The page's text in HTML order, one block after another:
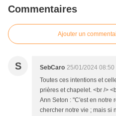
Commentaires
Ajouter un
S SebCaro 25/01/2024 08:50
Toutes ces intentions et
prières et chapelet. <br />
Ann Seton : "C'est en notre
chercher notre vie ; mais si